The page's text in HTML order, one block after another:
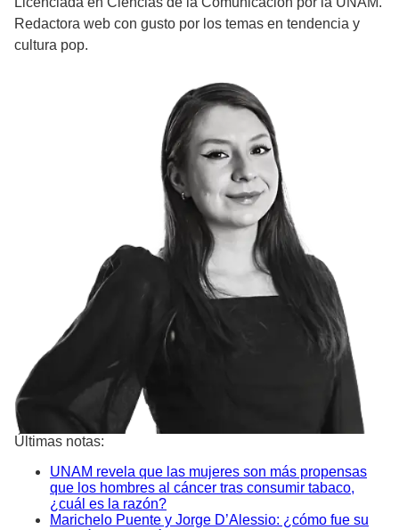
Redactora web con gusto por los temas en tendencia y
cultura pop.
Últimas notas:
UNAM revela que las mujeres son más propensas
que los hombres al cáncer tras consumir tabaco,
¿cuál es la razón?
Marichelo Puente y Jorge D’Alessio: ¿cómo fue su